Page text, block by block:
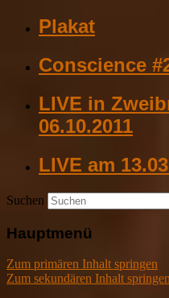
Plakat
Conscience
LIVE in
06.10.2011
LIVE am
Suchen
Hauptmenü
Zum primären Inhalt springen
Zum sekundären Inhalt springen